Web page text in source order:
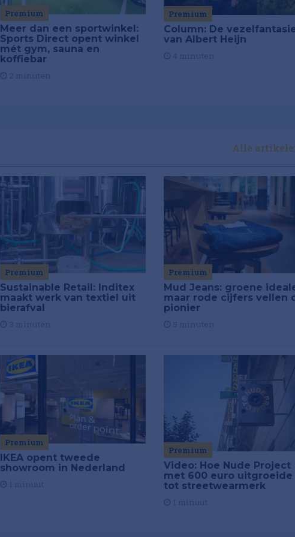
Premium
Meer dan een sportwinkel:
Sports Direct opent winkel
mét gym, sauna en
koffiebar
Premium
Column: De
van Albert Heijn
Alle
Premium
Sustainable Retail: Inditex
maakt werk van textiel uit
bierafval
Premium
Mud Jeans: groene
maar rode cijfers vellen
pionier
Premium
IKEA opent tweede
showroom in Nederland
Premium
Video: Hoe Nude Project
met 600 euro uitgroeide
tot streetwearmerk